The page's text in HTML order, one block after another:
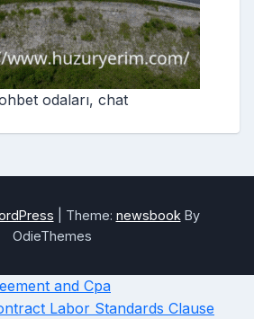
odaları, chat
Theme: newsbook By
OdieThemes
and Cpa
Labor Standards Clause